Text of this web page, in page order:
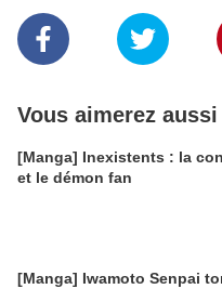
Vous aimerez aussi
[Manga] Inexistents : la
et le démon fan
[Manga] Iwamoto Senpai